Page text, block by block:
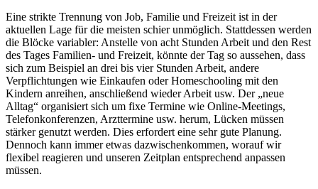
Eine strikte Trennung von Job, Familie und Freizeit ist in der
aktuellen Lage für die meisten schier unmöglich. Stattdessen werden
die Blöcke variabler: Anstelle von acht Stunden Arbeit und den Rest
des Tages Familien- und Freizeit, könnte der Tag so aussehen, dass
sich zum Beispiel an drei bis vier Stunden Arbeit, andere
Verpflichtungen wie Einkaufen oder Homeschooling mit den
Kindern anreihen, anschließend wieder Arbeit usw. Der „neue
Alltag“ organisiert sich um fixe Termine wie Online-Meetings,
Telefonkonferenzen, Arzttermine usw. herum, Lücken müssen
stärker genutzt werden. Dies erfordert eine sehr gute Planung.
Dennoch kann immer etwas dazwischenkommen, worauf wir
flexibel reagieren und unseren Zeitplan entsprechend anpassen
müssen.